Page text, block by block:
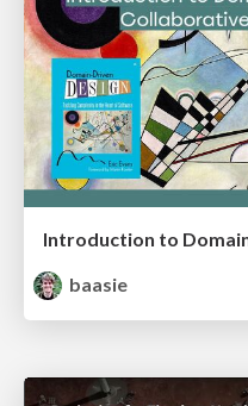
baasie